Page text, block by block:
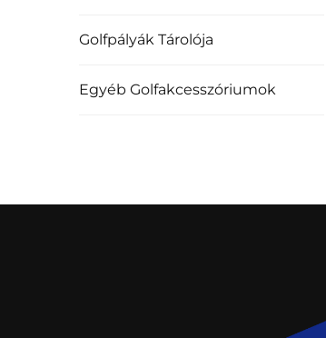
Golfpályák Tárolója
Egyéb Golfakcesszóriumok